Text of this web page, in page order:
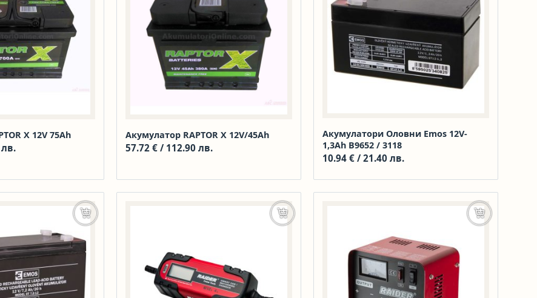
X 12V 75Ah Акумулатор RAPTOR X 12V/45Ah
57.72 € / 112.90 лв.
Акумулатори Оловни Emos 12V-
1,3Ah В9652 / 3118
10.94 € / 21.40 лв.
Добавяне в количката Още Добавяне в